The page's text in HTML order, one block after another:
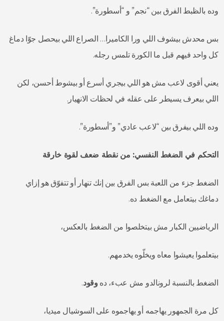
وده بالظبط الفرق بين “نجم” و “أسطورة”.
بس محدش بيشوف اللي ورا الكاميرا… الصراع اللي بيحصل جوّا دماغ
كل واحد فيهم قبل ما الكورة تلمس رجله.
يعني أقوى لاعب مش هو اللي بيجري أسرع أو بيشوط أحسن، لكن
اللي بيعرف يسيطر على عقله في لحظات الانهيار.
وده اللي بيفرق بين “لاعب عادي” و”أسطورة”.
التحكم في الضغط النفسي: من نقطة ضعف لقوة خارقة
الضغط جزء من اللعبة بس الفرق بين إنك تنهار أو تتفوّق هو إزاي
دماغك بيتعامل مع الضغط ده.
الرياضيين الكبار مش بيتخلصوا من الضغط بالعكس،
بيتعلموا يعيشوا معاه ويخلّوه يخدمهم.
الضغط بالنسبة لرونالدو مش عبء، ده وقود.
كل مرة الجمهور يهاجمه أو يهاجموه على السوشيال ميديا،